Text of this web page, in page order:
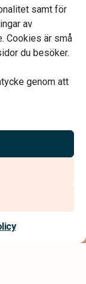
samt för
av
Cookies är små
du besöker.
genom att
oss
Förbund och
och arbetsmiljö.